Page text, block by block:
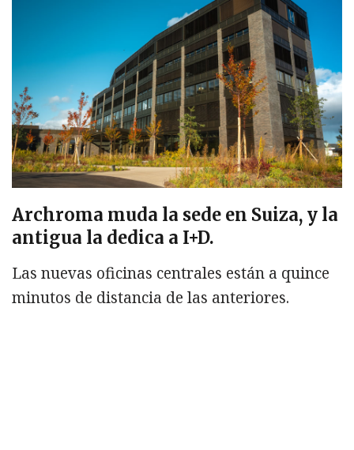
Archroma muda la sede en Suiza, y la
antigua la dedica a I+D.
Las nuevas oficinas centrales están a quince
minutos de distancia de las anteriores.